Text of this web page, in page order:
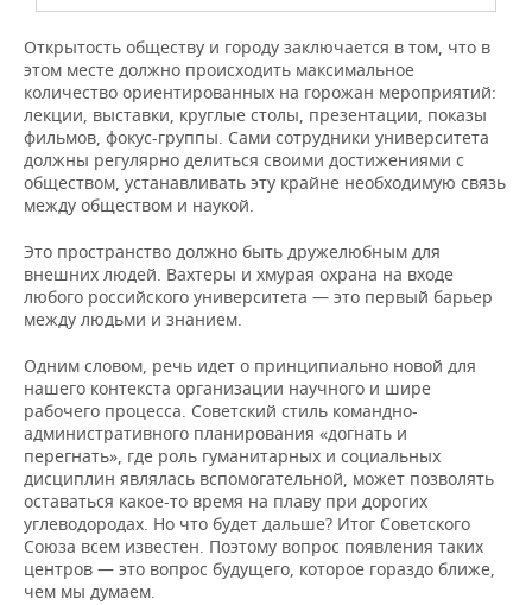
Открытость обществу и городу заключается в том, что в
этом месте должно происходить максимальное
количество ориентированных на горожан мероприятий:
лекции, выставки, круглые столы, презентации, показы
фильмов, фокус-группы. Сами сотрудники университета
должны регулярно делиться своими достижениями с
обществом, устанавливать эту крайне необходимую связь
между обществом и наукой.
Это пространство должно быть дружелюбным для
внешних людей. Вахтеры и хмурая охрана на входе
любого российского университета — это первый барьер
между людьми и знанием.
Одним словом, речь идет о принципиально новой для
нашего контекста организации научного и шире
рабочего процесса. Советский стиль командно-
административного планирования «догнать и
перегнать», где роль гуманитарных и социальных
дисциплин являлась вспомогательной, может позволять
оставаться какое-то время на плаву при дорогих
углеводородах. Но что будет дальше? Итог Советского
Союза всем известен. Поэтому вопрос появления таких
центров — это вопрос будущего, которое гораздо ближе,
чем мы думаем.